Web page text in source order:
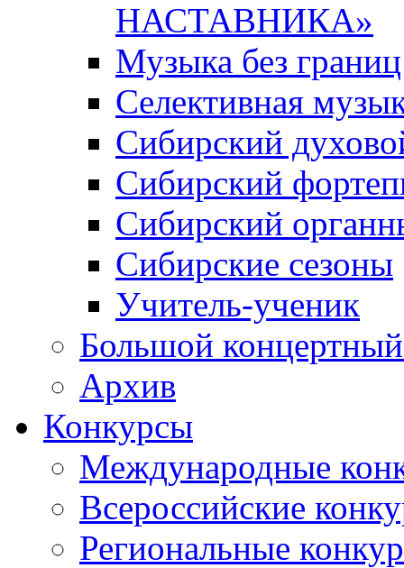
НАСТАВНИКА»
Музыка без границ
Селективная
Сибирский
Сибирский
Сибирский
Сибирские сезоны
Учитель-ученик
Большой концертный
Архив
Конкурсы
Международные
Всероссийские
Региональные